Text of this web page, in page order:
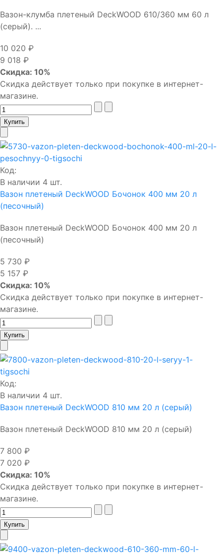
Вазон-клумба плетеный DeckWOOD 610/360 мм 60 л
(серый). ...
10 020 ₽
9 018 ₽
Скидка: 10%
Скидка действует только при покупке в интернет-
магазине.
Код:
В наличии 4 шт.
Вазон плетеный DeckWOOD Бочонок 400 мм 20 л
(песочный)
Вазон плетеный DeckWOOD Бочонок 400 мм 20 л
(песочный)
5 730 ₽
5 157 ₽
Скидка: 10%
Скидка действует только при покупке в интернет-
магазине.
Код:
В наличии 4 шт.
Вазон плетеный DeckWOOD 810 мм 20 л (серый)
Вазон плетеный DeckWOOD 810 мм 20 л (серый)
7 800 ₽
7 020 ₽
Скидка: 10%
Скидка действует только при покупке в интернет-
магазине.